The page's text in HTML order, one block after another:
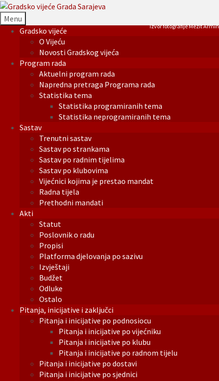
Menu
Gradsko vijeće
O Vijeću
Novosti Gradskog vijeća
Program rada
Aktuelni program rada
Napredna pretraga Programa rada
Statistika tema
Statistika programiranih tema
Statistika neprogramiranih tema
Sastav
Trenutni sastav
Sastav po strankama
Sastav po radnim tijelima
Sastav po klubovima
Vijećnici kojima je prestao mandat
Radna tijela
Prethodni mandati
Akti
Statut
Poslovnik o radu
Propisi
Platforma djelovanja po sazivu
Izvještaji
Budžet
Odluke
Ostalo
Pitanja, inicijative i zaključci
Pitanja i inicijative po podnosiocu
Pitanja i inicijative po vijećniku
Pitanja i inicijative po klubu
Pitanja i inicijative po radnom tijelu
Pitanja i inicijative po dostavi
Pitanja i inicijative po sjednici
Izvor fotografije Mezit Armin